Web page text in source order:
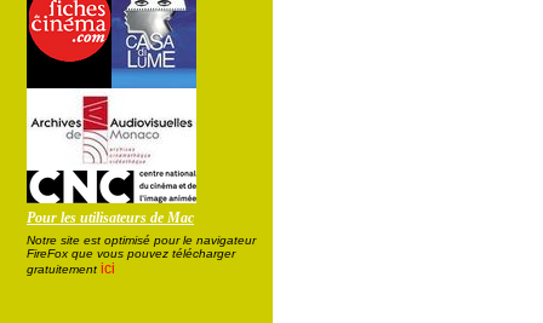
Pour les utilisateurs de Mac
Notre site est optimisé pour le navigateur
FireFox que vous pouvez télécharger
gratuitement ici